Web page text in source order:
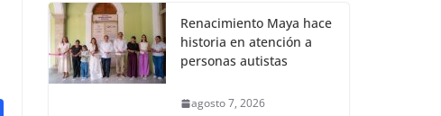
Renacimiento Maya hace
historia en atención a
personas autistas
agosto 7, 2026